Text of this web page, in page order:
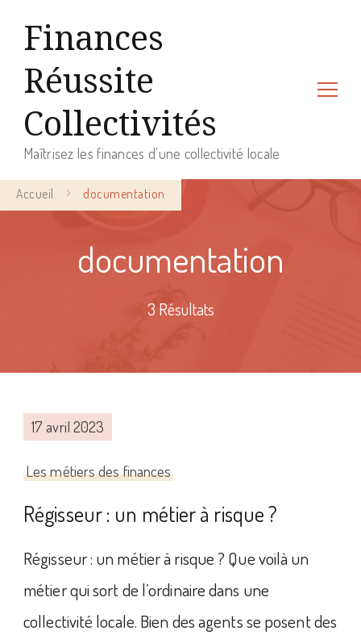
Finances
Réussite
Collectivités
Maîtrisez les finances d'une collectivité locale
Accueil documentation
documentation
3 Résultats
17 avril 2023
Les métiers des finances
Régisseur : un métier à risque ?
Régisseur : un métier à risque ? Que voilà un
métier qui sort de l’ordinaire dans une
collectivité locale. Bien des agents se posent des